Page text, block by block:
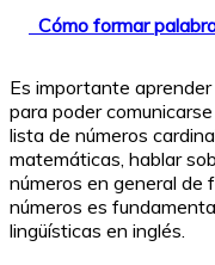
Cómo formar
Es importante
para poder
lista de números
matemáticas, hablar
números en general de
números es
lingüísticas en inglés.